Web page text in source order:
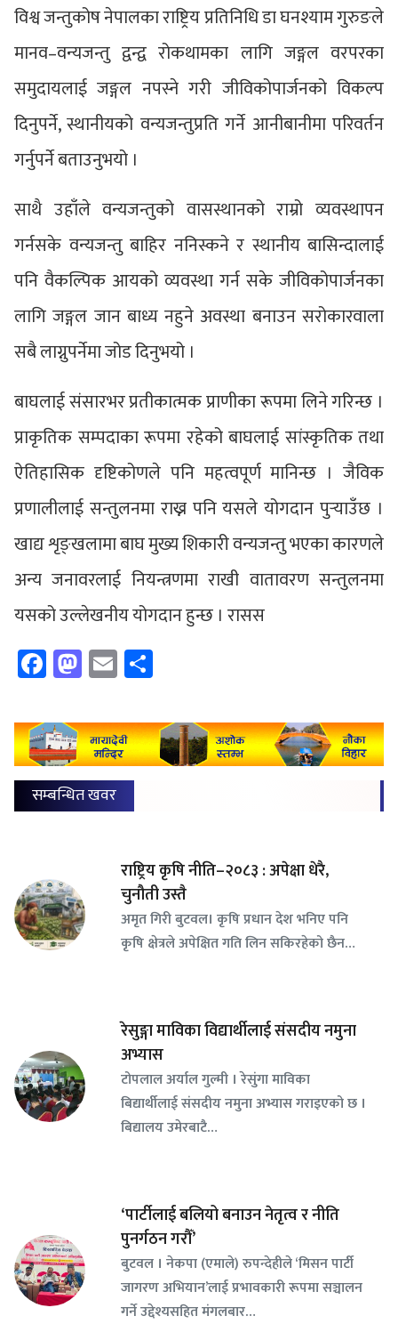
विश्व जन्तुकोष नेपालका राष्ट्रिय प्रतिनिधि डा घनश्याम गुरुङले
मानव–वन्यजन्तु द्वन्द्व रोकथामका लागि जङ्गल वरपरका
समुदायलाई जङ्गल नपस्ने गरी जीविकोपार्जनको विकल्प
दिनुपर्ने, स्थानीयको वन्यजन्तुप्रति गर्ने आनीबानीमा परिवर्तन
गर्नुपर्ने बताउनुभयो ।
साथै उहाँले वन्यजन्तुको वासस्थानको राम्रो व्यवस्थापन
गर्नसके वन्यजन्तु बाहिर ननिस्कने र स्थानीय बासिन्दालाई
पनि वैकल्पिक आयको व्यवस्था गर्न सके जीविकोपार्जनका
लागि जङ्गल जान बाध्य नहुने अवस्था बनाउन सरोकारवाला
सबै लाग्नुपर्नेमा जोड दिनुभयो ।
बाघलाई संसारभर प्रतीकात्मक प्राणीका रूपमा लिने गरिन्छ ।
प्राकृतिक सम्पदाका रूपमा रहेको बाघलाई सांस्कृतिक तथा
ऐतिहासिक दृष्टिकोणले पनि महत्वपूर्ण मानिन्छ । जैविक
प्रणालीलाई सन्तुलनमा राख्न पनि यसले योगदान पुर्‍याउँछ ।
खाद्य शृङ्खलामा बाघ मुख्य शिकारी वन्यजन्तु भएका कारणले
अन्य जनावरलाई नियन्त्रणमा राखी वातावरण सन्तुलनमा
यसको उल्लेखनीय योगदान हुन्छ । रासस
Facebook
Mastodon
Email
सम्बन्धित खवर
राष्ट्रिय कृषि नीति–२०८३ : अपेक्षा धेरै,
चुनौती उस्तै
अमृत गिरी बुटवल। कृषि प्रधान देश भनिए पनि
कृषि क्षेत्रले अपेक्षित गति लिन सकिरहेको छैन…
रेसुङ्गा माविका विद्यार्थीलाई संसदीय नमुना
अभ्यास
टोपलाल अर्याल गुल्मी । रेसुंगा माविका
बिद्यार्थीलाई संसदीय नमुना अभ्यास गराइएको छ ।
बिद्यालय उमेरबाटै…
‘पार्टीलाई बलियो बनाउन नेतृत्व र नीति
पुनर्गठन गरौँ’
बुटवल । नेकपा (एमाले) रुपन्देहीले ‘मिसन पार्टी
जागरण अभियान’लाई प्रभावकारी रूपमा सञ्चालन
गर्ने उद्देश्यसहित मंगलबार…